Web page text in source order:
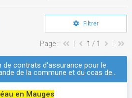
Filtrer
Page : 1 / 1
contrats d'assurance pour le
de la commune et du ccas de…
en Mauges